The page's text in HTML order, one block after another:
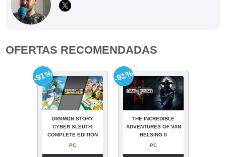
OFERTAS RECOMENDADAS
DIGIMON STORY
CYBER SLEUTH:
COMPLETE EDITION
PC
-91%
THE INCREDIBLE
ADVENTURES OF VAN
HELSING II
PC
-91%